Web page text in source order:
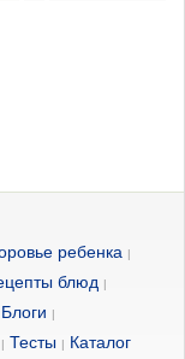
ребенка
блюд
Блоги
Тесты
Каталог